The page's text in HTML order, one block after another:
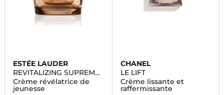
ESTÉE LAUDER
REVITALIZING SUPREME+
CRÈME ANTI-ÂGE
Crème révélatrice de
jeunesse
CHANEL
LE LIFT
Crème lissante et
raffermissante